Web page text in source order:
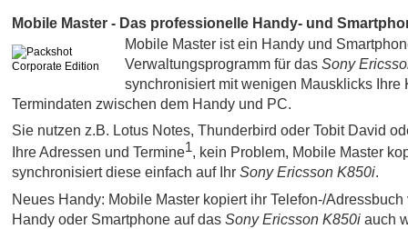
Mobile Master - Das professionelle Handy- und
Mobile Master ist ein Handy und
Verwaltungsprogramm für das Sony
synchronisiert mit wenigen Mausklicks Ihre
Termindaten zwischen dem Handy und PC.
Sie nutzen z.B. Lotus Notes, Thunderbird oder Tobit David
Ihre Adressen und Termine1, kein Problem, Mobile Master
synchronisiert diese einfach auf Ihr Sony Ericsson K850i.
Neues Handy: Mobile Master kopiert ihr Telefon-/Adressbuch
Handy oder Smartphone auf das Sony Ericsson K850i auch